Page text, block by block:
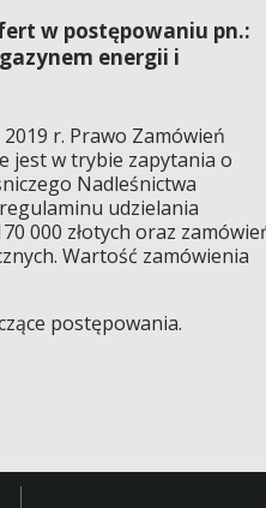
w postępowaniu pn.:
energii i
r. Prawo Zamówień
jest w trybie zapytania o
Nadleśnictwa
udzielania
000 złotych oraz
Wartość zamówienia
postępowania.